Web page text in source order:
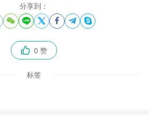
分享到：
     
 0 赞
标签